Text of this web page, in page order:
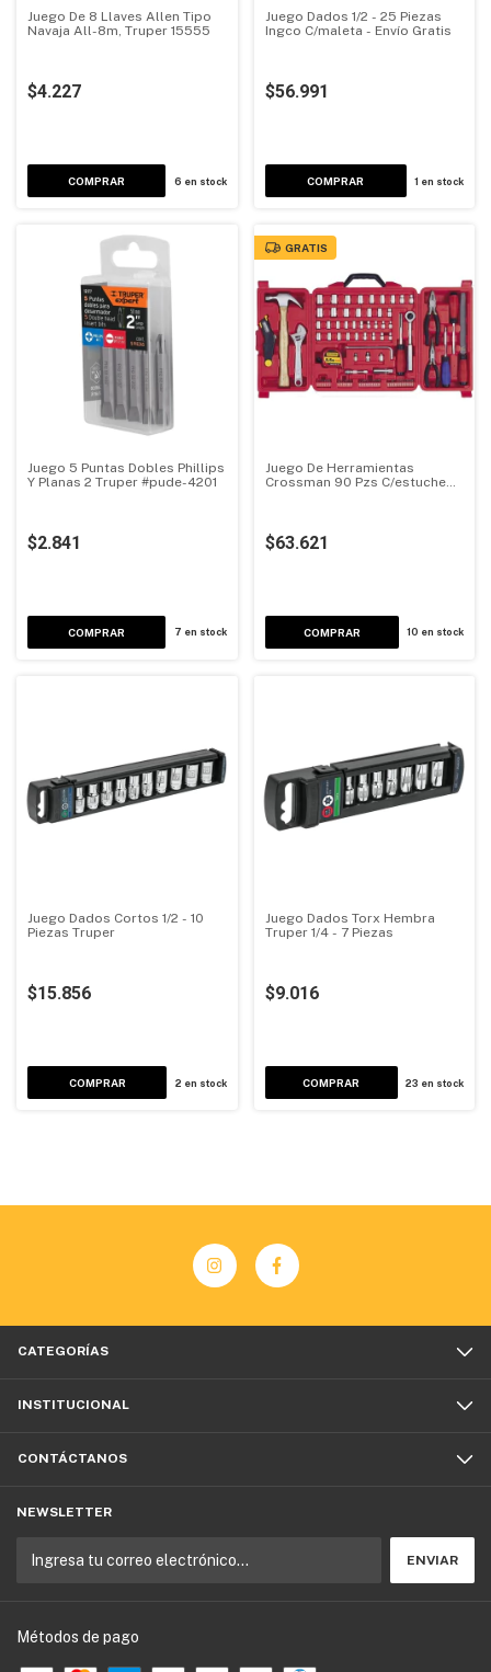
Juego De 8 Llaves Allen Tipo
Navaja All-8m, Truper 15555
$4.227
COMPRAR 6 en stock
Juego Dados 1/2 - 25 Piezas
Ingco C/maleta - Envío Gratis
$56.991
1 en stock
Juego 5 Puntas Dobles Phillips
Y Planas 2 Truper #pude-4201
$2.841
7 en stock
GRATIS
Juego De Herramientas
Crossman 90 Pzs C/estuche
$63.621
10 en stock
Juego Dados Cortos 1/2 - 10
Piezas Truper
$15.856
2 en stock
Juego Dados Torx Hembra
Truper 1/4 - 7 Piezas
$9.016
23 en stock
CATEGORÍAS
INSTITUCIONAL
CONTÁCTANOS
NEWSLETTER
Métodos de pago